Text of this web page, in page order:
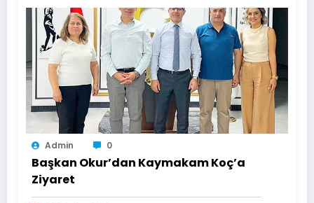
Admin 0
Başkan Okur’dan Kaymakam Koç’a
Ziyaret